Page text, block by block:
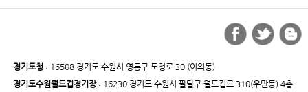
경기도청: 16508 경기도 수원시 영통구 도청로 30 (이의동)
경기도수원월드컵경기장: 16230 경기도 수원시 팔달구 월드컵로 310(우만동) 4층